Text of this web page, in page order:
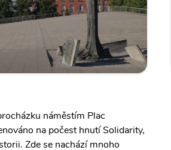
náměstím Plac
na počest hnutí Solidarity,
Zde se nachází mnoho